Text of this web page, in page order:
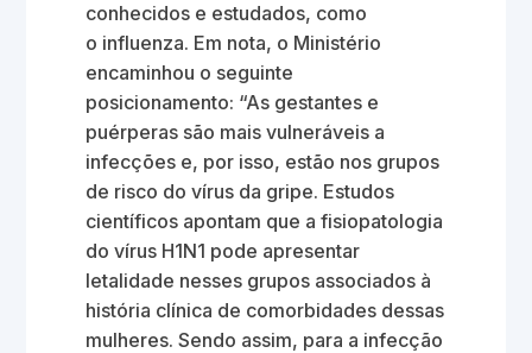
conhecidos e estudados, como
o influenza. Em nota, o Ministério
encaminhou o seguinte
posicionamento: “As gestantes e
puérperas são mais vulneráveis a
infecções e, por isso, estão nos grupos
de risco do vírus da gripe. Estudos
científicos apontam que a fisiopatologia
do vírus H1N1 pode apresentar
letalidade nesses grupos associados à
história clínica de comorbidades dessas
mulheres. Sendo assim, para a infecção